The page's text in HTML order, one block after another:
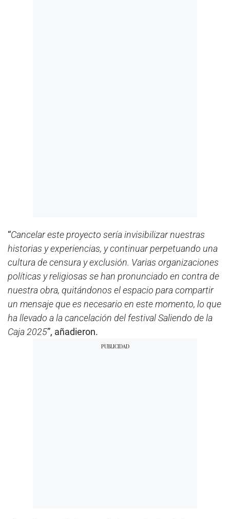
“Cancelar este proyecto sería invisibilizar nuestras
historias y experiencias, y continuar perpetuando una
cultura de censura y exclusión. Varias organizaciones
políticas y religiosas se han pronunciado en contra de
nuestra obra, quitándonos el espacio para compartir
un mensaje que es necesario en este momento, lo que
ha llevado a la cancelación del festival Saliendo de la
Caja 2025”, añadieron.